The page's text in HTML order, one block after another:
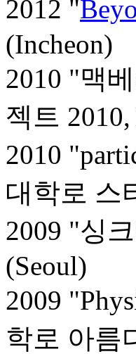
2012 "
(Incheon)
2010 "맥
젝트
2010
대학로 스
2009 "싱
(Seoul)
2009
학로 아름